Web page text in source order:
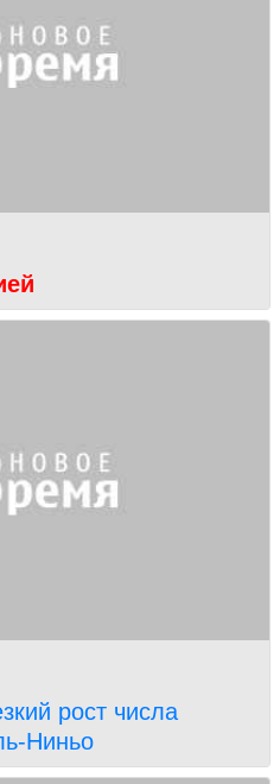
рост числа
Ниньо